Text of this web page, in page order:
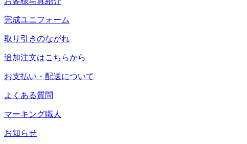
完成ユニフォーム
取り引きのながれ
追加注文はこちらから
お支払い・配送について
よくある質問
マーキング職人
お知らせ